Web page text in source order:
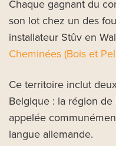
Chaque gagnant du
son lot chez un des
installateur Stûv en
Cheminées (Bois et
Ce territoire inclut
Belgique : la région de
appelée
langue allemande.